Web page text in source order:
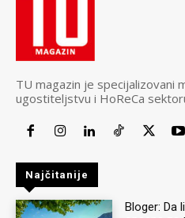
TU magazin je specijalizovani
ugostiteljstvu i HoReCa
Najčitanije
Bloger: Da